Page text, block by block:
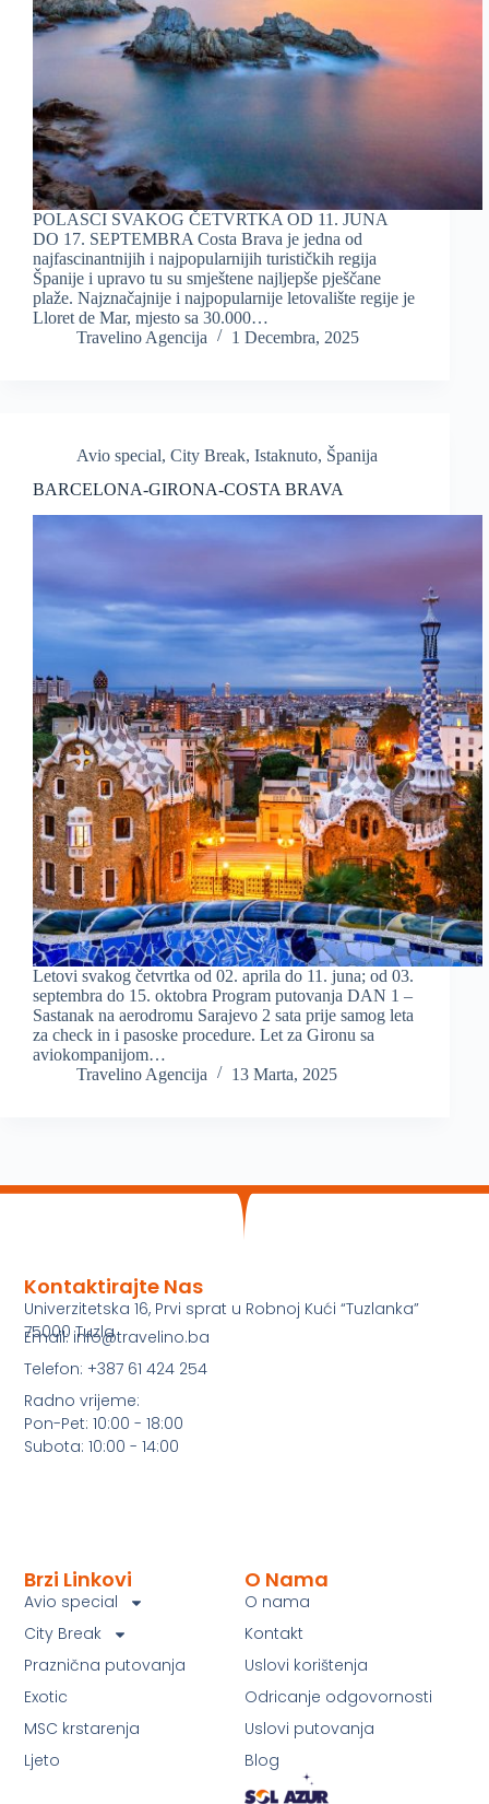
POLASCI SVAKOG ČETVRTKA OD 11. JUNA
DO 17. SEPTEMBRA Costa Brava je jedna od
najfascinantnijih i najpopularnijih turističkih regija
Španije i upravo tu su smještene najljepše pješčane
plaže. Najznačajnije i najpopularnije letovalište regije je
Lloret de Mar, mjesto sa 30.000…
Travelino Agencija
1 Decembra, 2025
Avio special, City Break, Istaknuto, Španija
BARCELONA-GIRONA-COSTA BRAVA
Letovi svakog četvrtka od 02. aprila do 11. juna; od 03.
septembra do 15. oktobra Program putovanja DAN 1 –
Sastanak na aerodromu Sarajevo 2 sata prije samog leta
za check in i pasoske procedure. Let za Gironu sa
aviokompanijom…
Travelino Agencija
13 Marta, 2025
O Nama
O nama
Kontakt
Uslovi korištenja
Odricanje odgovornosti
Uslovi putovanja
Blog
Brzi Linkovi
Avio special
City Break
Praznična putovanja
Exotic
MSC krstarenja
Ljeto
Kontaktirajte Nas
Univerzitetska 16, Prvi sprat u Robnoj Kući “Tuzlanka”
75000 Tuzla
Email: info@travelino.ba
Telefon: +387 61 424 254
Radno vrijeme:
Pon-Pet: 10:00 - 18:00
Subota: 10:00 - 14:00